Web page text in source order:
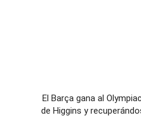
El Barça gana al
de Higgins y